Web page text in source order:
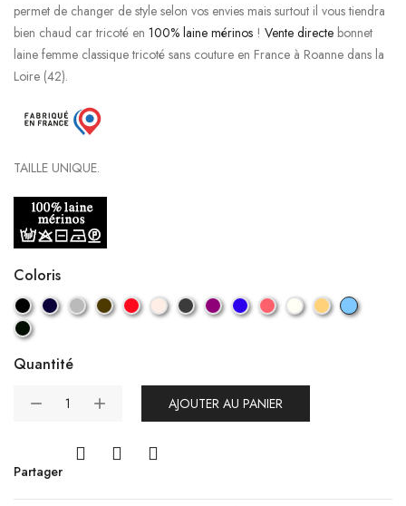
permet de changer de style selon vos envies mais surtout il vous tiendra
bien chaud car tricoté en 100% laine mérinos ! Vente directe bonnet
laine femme classique tricoté sans couture en France à Roanne dans la
Loire (42).
TAILLE UNIQUE.
Coloris
Quantité
AJOUTER AU PANIER
Partager